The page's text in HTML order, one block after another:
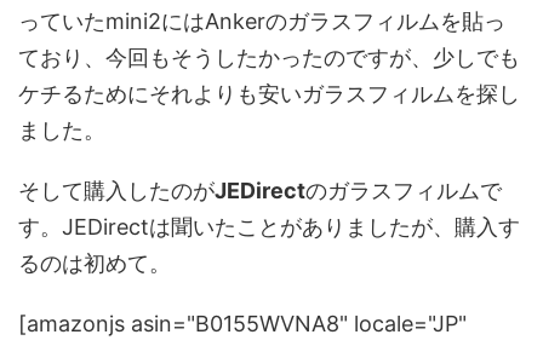
っていたmini2にはAnkerのガラスフィルムを貼っ
ており、今回もそうしたかったのですが、少しでも
ケチるためにそれよりも安いガラスフィルムを探し
ました。
そして購入したのがJEDirectのガラスフィルムで
す。JEDirectは聞いたことがありましたが、購入す
るのは初めて。
[amazonjs asin="B0155WVNA8" locale="JP"